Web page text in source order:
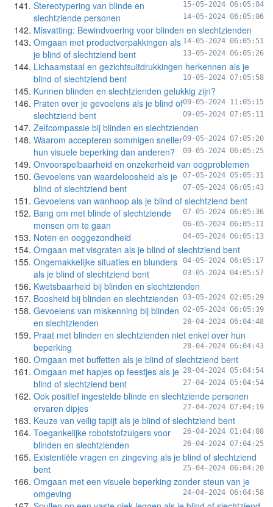
15-05-2024 06:05:04
Stereotypering van blinde en
slechtziende personen
14-05-2024 06:05:06
Misvatting: Bewindvoering voor blinden en slechtzienden
14-05-2024 06:05:51
Omgaan met productverpakkingen als
je blind of slechtziend bent
13-05-2024 06:05:26
Lichaamstaal en gezichtsuitdrukkingen herkennen als je
blind of slechtziend bent
10-05-2024 07:05:58
Kunnen blinden en slechtzienden gelukkig zijn?
09-05-2024 11:05:15
Praten over je gevoelens als je blind of
slechtziend bent
09-05-2024 07:05:11
Zelfcompassie bij blinden en slechtzienden
09-05-2024 07:05:20
Waarom accepteren sommigen sneller
hun visuele beperking dan anderen?
09-05-2024 06:05:25
Onvoorspelbaarheid en onzekerheid van oogproblemen
07-05-2024 05:05:31
Gevoelens van waardeloosheid als je
blind of slechtziend bent
07-05-2024 06:05:43
Gevoelens van wanhoop als je blind of slechtziend bent
07-05-2024 06:05:36
Bang om met blinde of slechtziende
mensen om te gaan
06-05-2024 06:05:11
Noten en ooggezondheid 04-05-2024 06:05:13
Omgaan met visgraten als je blind of slechtziend bent
04-05-2024 06:05:17
Ongemakkelijke situaties en blunders
als je blind of slechtziend bent
03-05-2024 04:05:57
Kwetsbaarheid bij blinden en slechtzienden
03-05-2024 02:05:29
Boosheid bij blinden en slechtzienden
02-05-2024 06:05:39
Gevoelens van miskenning bij blinden
en slechtzienden
28-04-2024 06:04:48
Praat met blinden en slechtzienden niet enkel over hun
beperking
28-04-2024 06:04:43
Omgaan met buffetten als je blind of slechtziend bent
28-04-2024 05:04:54
Omgaan met hapjes op feestjes als je
blind of slechtziend bent
27-04-2024 05:04:54
Ook positief ingestelde blinde en slechtziende personen
ervaren dipjes
27-04-2024 07:04:19
Keuze van veilig tapijt als je blind of slechtziend bent
26-04-2024 01:04:08
Toegankelijke robotstofzuigers voor
blinden en slechtzienden
26-04-2024 07:04:25
Existentiële vragen en zingeving als je blind of slechtziend
bent
25-04-2024 06:04:20
Omgaan met een visuele beperking zonder steun van je
omgeving
24-04-2024 06:04:58